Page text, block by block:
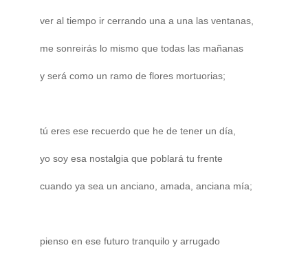
ver al tiempo ir cerrando una a una las ventanas,
me sonreirás lo mismo que todas las mañanas
y será como un ramo de flores mortuorias;
tú eres ese recuerdo que he de tener un día,
yo soy esa nostalgia que poblará tu frente
cuando ya sea un anciano, amada, anciana mía;
pienso en ese futuro tranquilo y arrugado